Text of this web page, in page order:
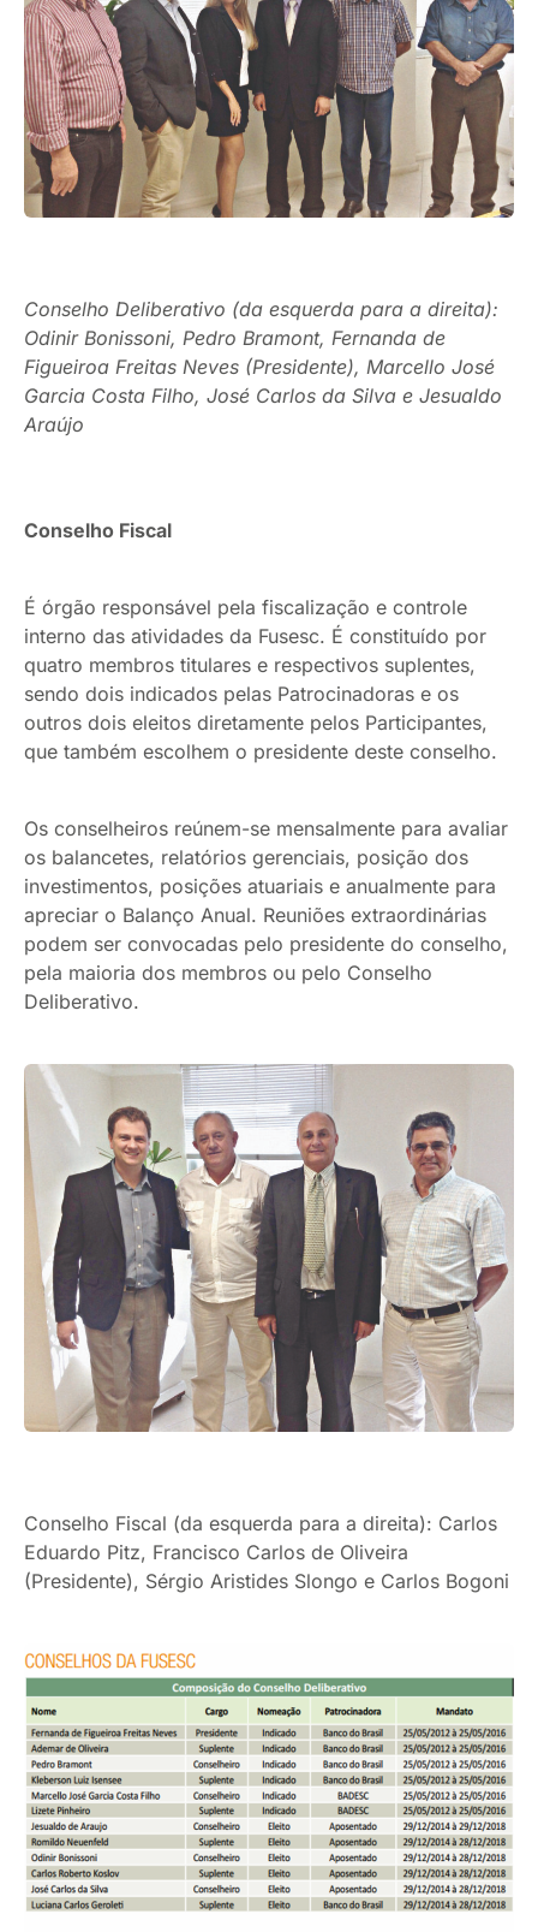
Conselho Deliberativo (da esquerda para a direita):
Odinir Bonissoni, Pedro Bramont, Fernanda de
Figueiroa Freitas Neves (Presidente), Marcello José
Garcia Costa Filho, José Carlos da Silva e Jesualdo
Araújo
Conselho Fiscal
É órgão responsável pela fiscalização e controle
interno das atividades da Fusesc. É constituído por
quatro membros titulares e respectivos suplentes,
sendo dois indicados pelas Patrocinadoras e os
outros dois eleitos diretamente pelos Participantes,
que também escolhem o presidente deste conselho.
Os conselheiros reúnem-se mensalmente para avaliar
os balancetes, relatórios gerenciais, posição dos
investimentos, posições atuariais e anualmente para
apreciar o Balanço Anual. Reuniões extraordinárias
podem ser convocadas pelo presidente do conselho,
pela maioria dos membros ou pelo Conselho
Deliberativo.
Conselho Fiscal (da esquerda para a direita): Carlos
Eduardo Pitz, Francisco Carlos de Oliveira
(Presidente), Sérgio Aristides Slongo e Carlos Bogoni